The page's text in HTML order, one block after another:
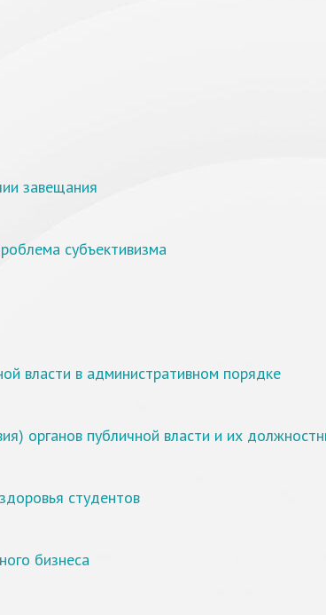
завещания
субъективизма
власти в административном порядке
органов публичной власти и их
студентов
бизнеса